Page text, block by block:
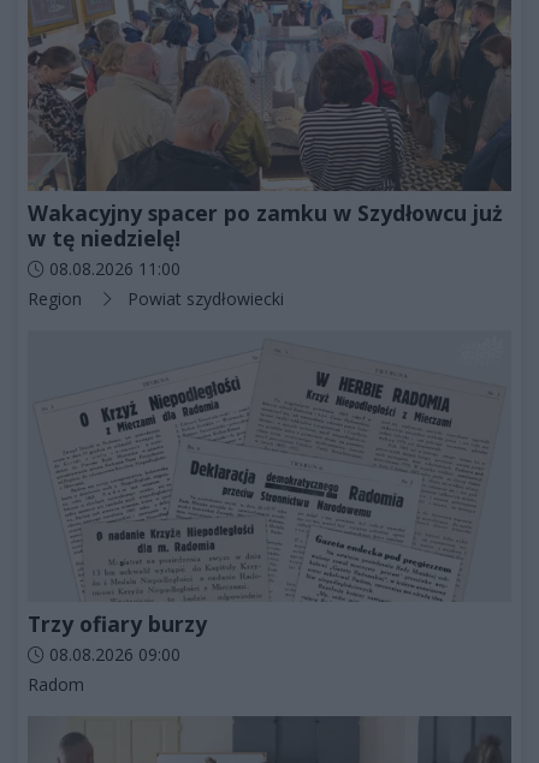
Wakacyjny spacer po zamku w Szydłowcu już
w tę niedzielę!
Data dodania artykułu:
08.08.2026 11:00
Kategorie artykułu:
Region Powiat szydłowiecki
Trzy ofiary burzy
Data dodania artykułu:
08.08.2026 09:00
Kategorie artykułu:
Radom